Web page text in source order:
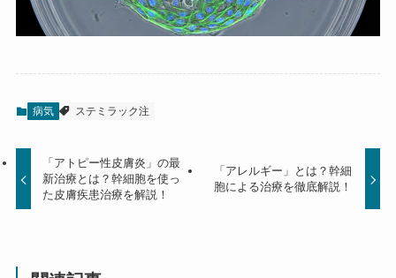
病気 ステミラック注
「アトピー性皮膚炎」の最
新治療とは？幹細胞を使っ
た皮膚疾患治療を解説！
「アレルギー」とは？幹細
胞による治療を徹底解説！